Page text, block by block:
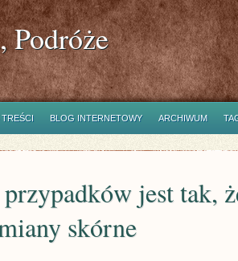
Podróże
TREŚCI BLOG INTERNETOWY ARCHIWUM
jest tak,
skórne